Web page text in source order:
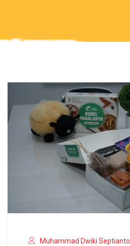
Muhammad Dwiki Septianto